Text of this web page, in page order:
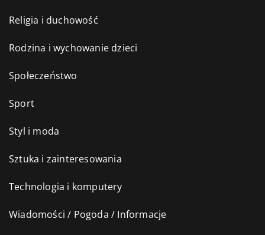
Religia i duchowość
Rodzina i wychowanie dzieci
Społeczeństwo
Sport
Styl i moda
Sztuka i zainteresowania
Technologia i komputery
Wiadomości / Pogoda / Informacje